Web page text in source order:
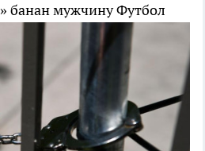
банан мужчинуФутбол